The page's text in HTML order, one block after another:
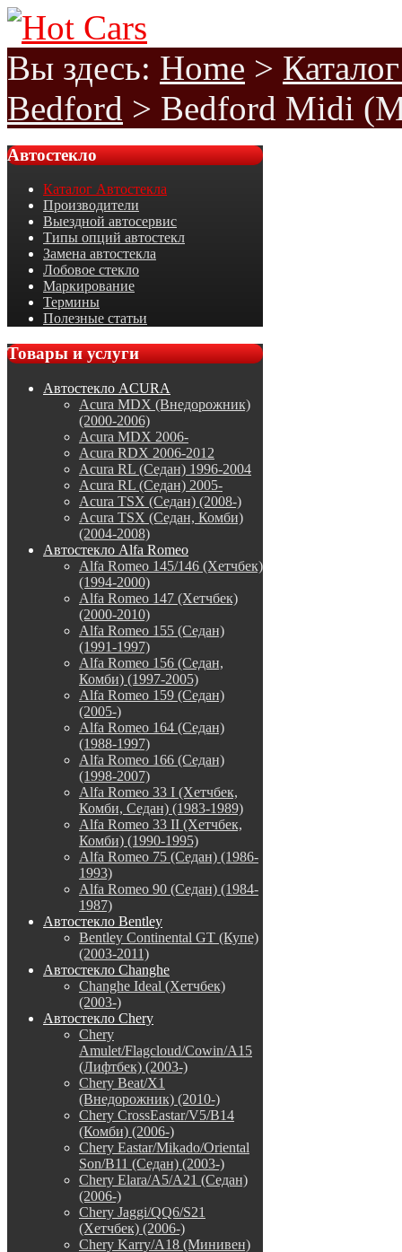
Вы здесь: Home >
Bedford > Bedford Midi
Автостекло
Каталог Автостекла
Производители
Выездной автосервис
Типы опций автостекл
Замена автостекла
Лобовое стекло
Маркирование
Термины
Полезные статьи
Товарыи услуги
Автостекло ACURA
Acura MDX (Внедорожник)
(2000-2006)
Acura MDX 2006-
Acura RDX 2006-2012
Acura RL (Седан) 1996-2004
Acura RL (Седан) 2005-
Acura TSX (Седан) (2008-)
Acura TSX (Седан, Комби)
(2004-2008)
Автостекло Alfa Romeo
Alfa Romeo 145/146 (Хетчбек)
(1994-2000)
Alfa Romeo 147 (Хетчбек)
(2000-2010)
Alfa Romeo 155 (Седан)
(1991-1997)
Alfa Romeo 156 (Седан,
Комби) (1997-2005)
Alfa Romeo 159 (Седан)
(2005-)
Alfa Romeo 164 (Седан)
(1988-1997)
Alfa Romeo 166 (Седан)
(1998-2007)
Alfa Romeo 33 I (Хетчбек,
Комби, Седан) (1983-1989)
Alfa Romeo 33 II (Хетчбек,
Комби) (1990-1995)
Alfa Romeo 75 (Седан) (1986-
1993)
Alfa Romeo 90 (Седан) (1984-
1987)
Автостекло Bentley
Bentley Continental GT (Купе)
(2003-2011)
Автостекло Changhe
Changhe Ideal (Хетчбек)
(2003-)
Автостекло Chery
Chery
Amulet/Flagcloud/Cowin/A15
(Лифтбек) (2003-)
Chery Beat/X1
(Внедорожник) (2010-)
Chery CrossEastar/V5/B14
(Комби) (2006-)
Chery Eastar/Mikado/Oriental
Son/B11 (Седан) (2003-)
Chery Elara/A5/A21 (Седан)
(2006-)
Chery Jaggi/QQ6/S21
(Хетчбек) (2006-)
Chery Karry/A18 (Минивен)